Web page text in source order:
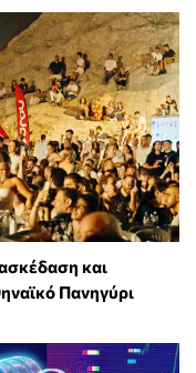
και
Πανηγύρι